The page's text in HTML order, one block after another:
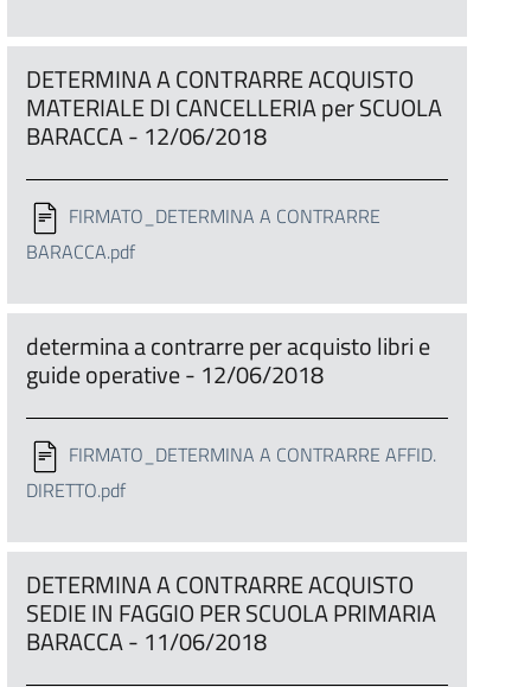
DETERMINA A CONTRARRE ACQUISTO
MATERIALE DI CANCELLERIA per SCUOLA
BARACCA - 12/06/2018
FIRMATO_DETERMINA A CONTRARRE
BARACCA.pdf
determina a contrarre per acquisto libri e
guide operative - 12/06/2018
FIRMATO_DETERMINA A CONTRARRE AFFID.
DIRETTO.pdf
DETERMINA A CONTRARRE ACQUISTO
SEDIE IN FAGGIO PER SCUOLA PRIMARIA
BARACCA - 11/06/2018